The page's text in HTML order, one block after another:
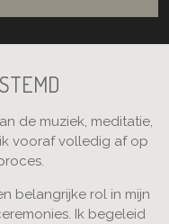
de muziek, meditatie,
vooraf volledig af op
belangrijke rol in mijn
Ik begeleid